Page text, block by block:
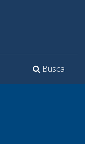
Toggle
Busca